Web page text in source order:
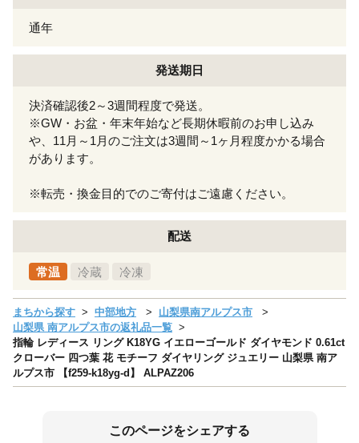
通年
発送期日
決済確認後2～3週間程度で発送。
※GW・お盆・年末年始など長期休暇前のお申し込み
や、11月～1月のご注文は3週間～1ヶ月程度かかる場合
があります。
※転売・換金目的でのご寄付はご遠慮ください。
配送
常温 冷蔵 冷凍
まちから探す 中部地方
山梨県南アルプス市
山梨県 南アルプス市の返礼品一覧
指輪 レディース リング K18YG イエローゴールド ダイヤモンド 0.61ct
クローバー 四つ葉 花 モチーフ ダイヤリング ジュエリー 山梨県 南ア
ルプス市 【f259-k18yg-d】 ALPAZ206
このページをシェアする